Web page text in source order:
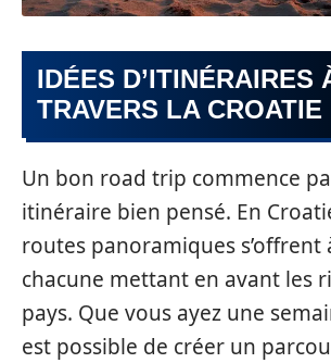
IDÉES D’ITINÉRAIRES
TRAVERS LA CROATIE
Un bon road trip commence
itinéraire bien pensé. En
routes panoramiques s’offrent
chacune mettant en avant les
pays. Que vous ayez une
est possible de créer un